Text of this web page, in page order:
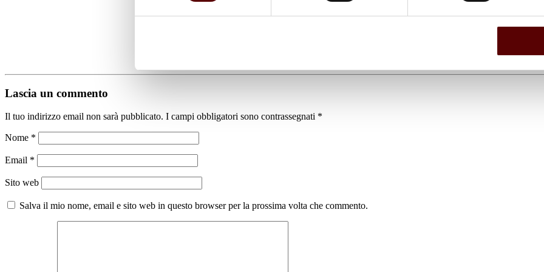
Lascia un commento
Il tuo indirizzo email non sarà pubblicato. I campi obbligatori sono contrassegnati *
Nome *
Email *
Sito web
Salva il mio nome, email e sito web in questo browser per la prossima volta che commento.